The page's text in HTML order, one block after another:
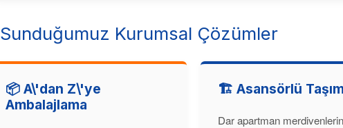
Sunduğumuz Kurumsal Çözümler
📦 A\'dan Z\'ye
Ambalajlama
🏗️ Asansörlü
Dar apartman